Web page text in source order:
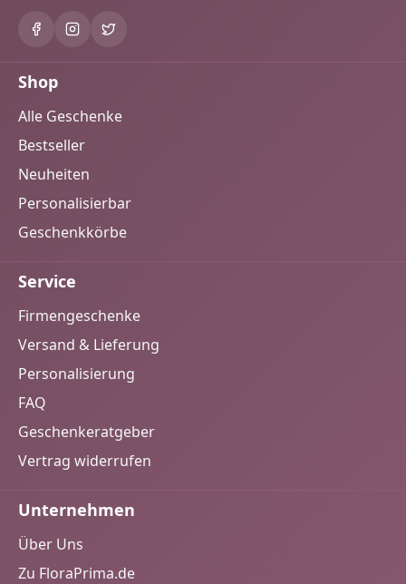
Shop
Alle Geschenke
Bestseller
Neuheiten
Personalisierbar
Geschenkkörbe
Service
Firmengeschenke
Versand & Lieferung
Personalisierung
FAQ
Geschenkeratgeber
Vertrag widerrufen
Unternehmen
Über Uns
Zu FloraPrima.de